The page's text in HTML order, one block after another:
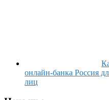
онлайн-банка Россия
лиц